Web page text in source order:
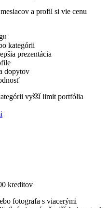
a profil si vie cenu
kategórii
prezentácia
dopytov
vyšší limit portfólia
kreditov
fotografa s viacerými